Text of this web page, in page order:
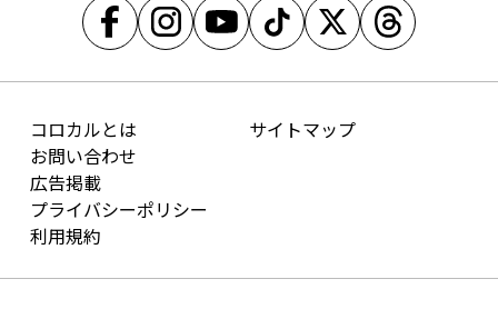
コロカルとは
お問い合わせ
広告掲載
プライバシーポリシー
利用規約
サイトマップ